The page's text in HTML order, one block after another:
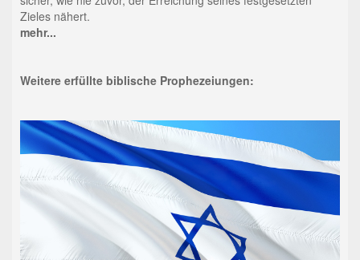
Zieles nähert.
mehr...
Weitere erfüllte biblische Prophezeiungen: